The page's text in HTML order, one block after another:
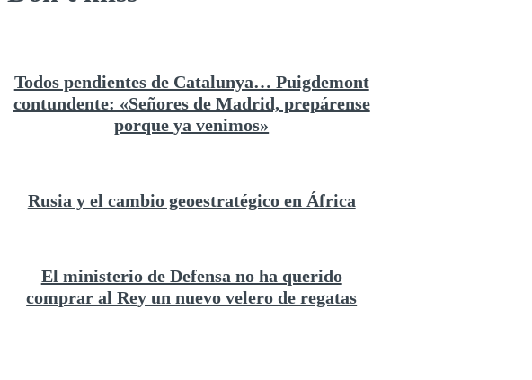
Todos pendientes de Catalunya… Puigdemont
contundente: «Señores de Madrid, prepárense
porque ya venimos»
Rusia y el cambio geoestratégico en África
El ministerio de Defensa no ha querido
comprar al Rey un nuevo velero de regatas